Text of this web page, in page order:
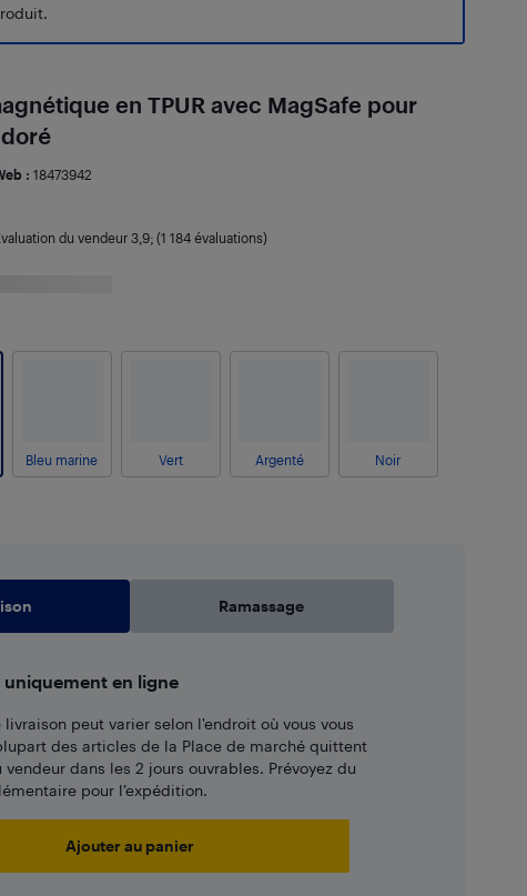
en TPUR avec MagSafe pour
: 18473942
du vendeur 3,9; (1 184 évaluations)
Bleu marine Vert Argenté Noir
Ramassage
uniquement en ligne
livraison peut varier selon l'endroit où vous vous
des articles de la Place de marché quittent
vendeur dans les 2 jours ouvrables. Prévoyez du
pour l’expédition.
Ajouter au panier